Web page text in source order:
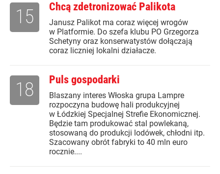
Chcą zdetronizować Palikota
Janusz Palikot ma coraz więcej wrogów
w Platformie. Do szefa klubu PO Grzegorza
Schetyny oraz konserwatystów dołączają
coraz liczniej lokalni działacze.
15
Puls gospodarki
Blaszany interes Włoska grupa Lampre
rozpoczyna budowę hali produkcyjnej
w Łódzkiej Specjalnej Strefie Ekonomicznej.
Będzie tam produkować stal powlekaną,
stosowaną do produkcji lodówek, chłodni itp.
Szacowany obrót fabryki to 40 mln euro
rocznie....
18